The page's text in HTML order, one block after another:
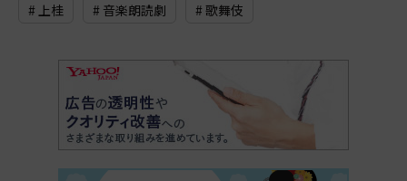
# 上桂 # 音楽朗読劇 # 歌舞伎